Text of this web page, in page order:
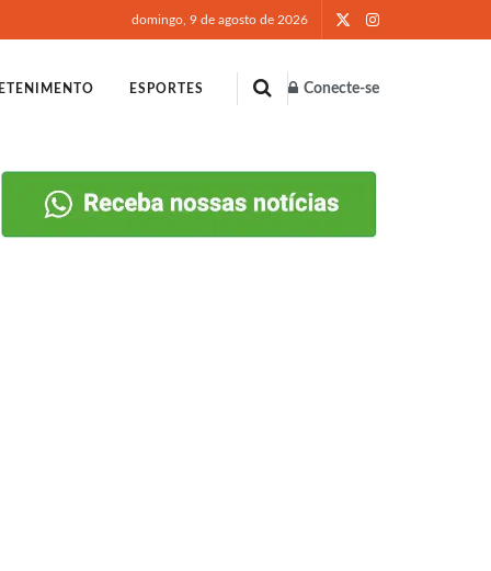
domingo, 9 de agosto de 2026
ESPORTES Conecte-se